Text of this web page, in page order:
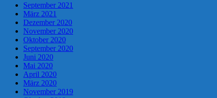
September 2021
März 2021
Dezember 2020
November 2020
Oktober 2020
September 2020
Juni 2020
Mai 2020
April 2020
März 2020
November 2019